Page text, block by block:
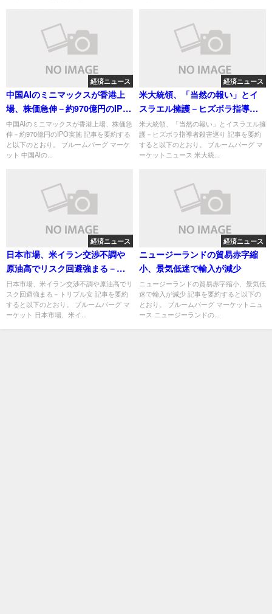
経済ニュース
中国AIのミニマックスが香港上
場、株価急伸－約970億円のIPO
実施
中国AIのミニマックスが香港上場、株価急
伸－約970億円のIPO実施 記事を要約する
と以下のとおり。 ブルームバーグ マーケ
ット 中国AIの...
経済ニュース
米大統領、「当然の報い」とイ
スラエル擁護－ヒズボラ指導者
殺害巡り
米大統領、「当然の報い」とイスラエル擁
護－ヒズボラ指導者殺害巡り 記事を要約
すると以下のとおり。 ブルームバーグ マ
ーケットニュース 米大統...
経済ニュース
日本市場、米イラン交渉不調や
原油高でリスク回避強まる－ト
リプル安
日本市場、米イラン交渉不調や原油高でリ
スク回避強まる－トリプル安 記事を要約
すると以下のとおり。 ブルームバーグ マ
ーケット 日本市場、米イ...
経済ニュース
ニュージーランドの貿易赤字縮
小、景気低迷で輸入が減少
ニュージーランドの貿易赤字縮小、景気低
迷で輸入が減少 記事を要約すると以下の
とおり。 ブルームバーグ マーケットニュ
ース ニュージーランドの...